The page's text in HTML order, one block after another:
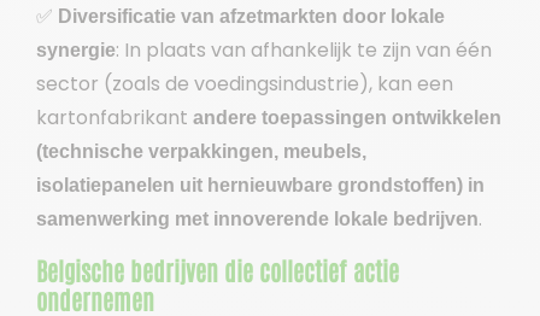
✅ Diversificatie van afzetmarkten door lokale
synergie: In plaats van afhankelijk te zijn van één
sector (zoals de voedingsindustrie), kan een
kartonfabrikant andere toepassingen ontwikkelen
(technische verpakkingen, meubels,
isolatiepanelen uit hernieuwbare grondstoffen) in
samenwerking met innoverende lokale bedrijven.
Belgische bedrijven die collectief actie
ondernemen